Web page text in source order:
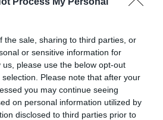
the sale, sharing to third parties, or
or sensitive information for
please use the below opt-out
Please note that after your
you may continue seeing
on personal information utilized by
disclosed to third parties prior to